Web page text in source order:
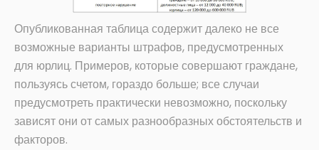
Опубликованная таблица содержит далеко не все
возможные варианты штрафов, предусмотренных
для юрлиц. Примеров, которые совершают граждане,
пользуясь счетом, гораздо больше; все случаи
предусмотреть практически невозможно, поскольку
зависят они от самых разнообразных обстоятельств и
факторов.